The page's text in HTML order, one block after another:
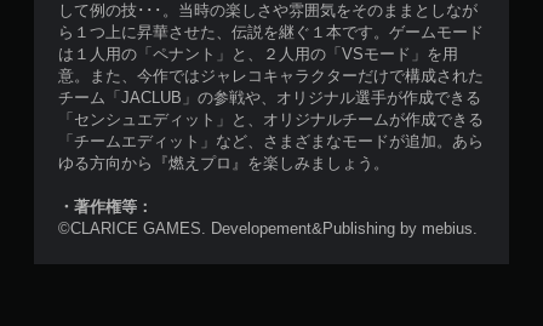
して例の技･･･。当時の楽しさや雰囲気をそのままとしなが
ら１つ上に昇華させた、伝説を継ぐ１本です。ゲームモード
は１人用の「ペナント」と、２人用の「VSモード」を用
意。また、今作ではジャレコキャラクターだけで構成された
チーム「JACLUB」の参戦や、オリジナル選手が作成できる
「センシュエディット」と、オリジナルチームが作成できる
「チームエディット」など、さまざまなモードが追加。あら
ゆる方向から『燃えプロ』を楽しみましょう。
・著作権等：
©CLARICE GAMES. Developement&Publishing by mebius.